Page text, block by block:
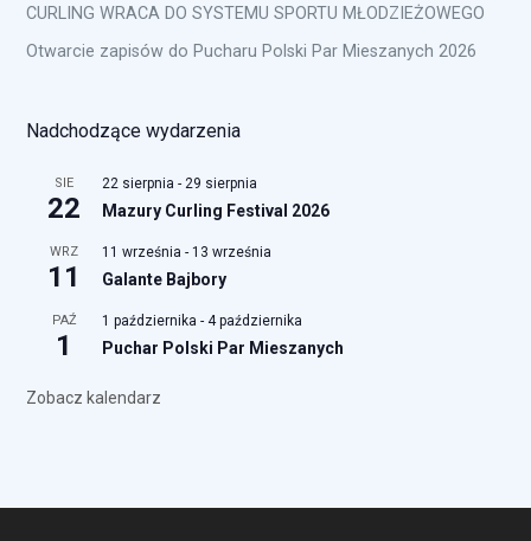
CURLING WRACA DO SYSTEMU SPORTU MŁODZIEŻOWEGO
Otwarcie zapisów do Pucharu Polski Par Mieszanych 2026
Nadchodzące wydarzenia
SIE
22
22 sierpnia -29 sierpnia
Mazury Curling Festival 2026
WRZ
11
11 września - 13 września
Galante Bajbory
PAŹ
1
1 października - 4 października
Puchar Polski Par Mieszanych
Zobacz kalendarz